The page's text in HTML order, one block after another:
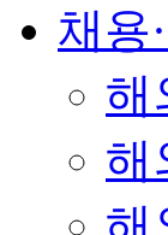
채용
해
해
해